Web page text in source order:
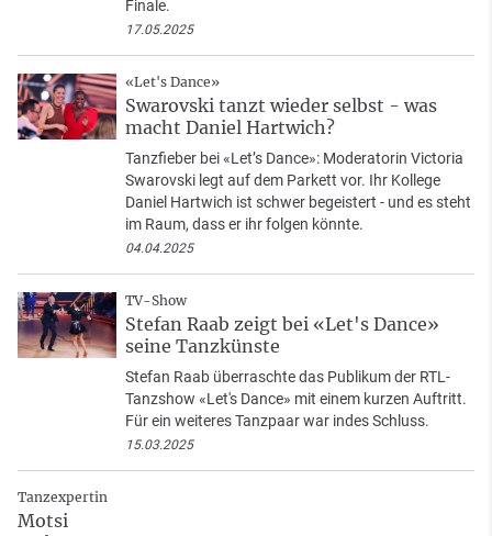
Finale.
17.05.2025
«Let's Dance»
Swarovski tanzt wieder selbst - was
macht Daniel Hartwich?
Tanzfieber bei «Let’s Dance»: Moderatorin Victoria
Swarovski legt auf dem Parkett vor. Ihr Kollege
Daniel Hartwich ist schwer begeistert - und es steht
im Raum, dass er ihr folgen könnte.
04.04.2025
TV-Show
Stefan Raab zeigt bei «Let's Dance»
seine Tanzkünste
Stefan Raab überraschte das Publikum der RTL-
Tanzshow «Let's Dance» mit einem kurzen Auftritt.
Für ein weiteres Tanzpaar war indes Schluss.
15.03.2025
Tanzexpertin
Motsi